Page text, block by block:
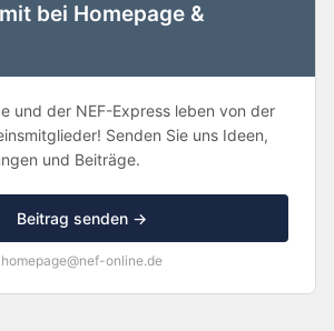
bei Homepage &
und der NEF-Express leben von der
Senden Sie uns Ideen,
und Beiträge.
Beitrag senden →
homepage@nef-online.de